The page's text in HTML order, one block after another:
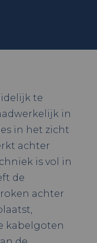
te
in
in het zicht
achter
is vol in
de
achter
kabelgoten